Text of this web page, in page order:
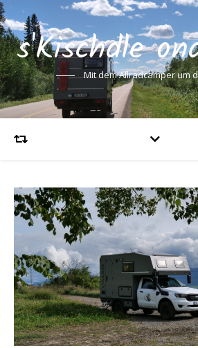
s'Kischdle
Mit dem Allradcamper um